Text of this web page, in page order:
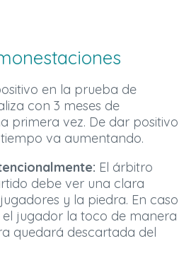
en la prueba de
con 3 meses de
primera vez. De dar positivo
va aumentando.
El árbitro
debe ver una clara
y la piedra. En caso
jugador la toco de manera
quedará descartada del